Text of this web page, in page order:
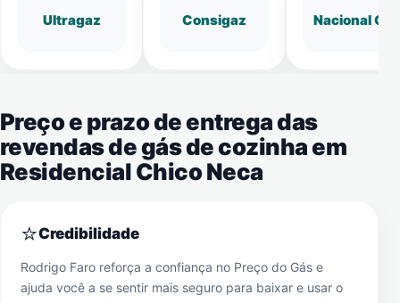
Ultragaz Consigaz Nacional Gás
Preço e prazo de entrega das
revendas de gás de cozinha em
Residencial Chico Neca
⭐Credibilidade
Rodrigo Faro reforça a confiança no Preço do Gás e
ajuda você a se sentir mais seguro para baixar e usar o